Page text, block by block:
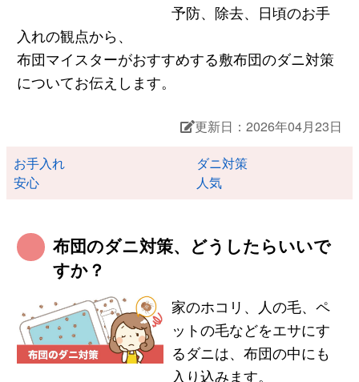
予防、除去、日頃のお手
入れの観点から、
布団マイスターがおすすめする敷布団のダニ対策
についてお伝えします。
更新日：2026年04月23日
お手入れ
ダニ対策
安心
人気
布団のダニ対策、どうしたらいいで
すか？
家のホコリ、人の毛、ペ
ットの毛などをエサにす
るダニは、布団の中にも
入り込みます。